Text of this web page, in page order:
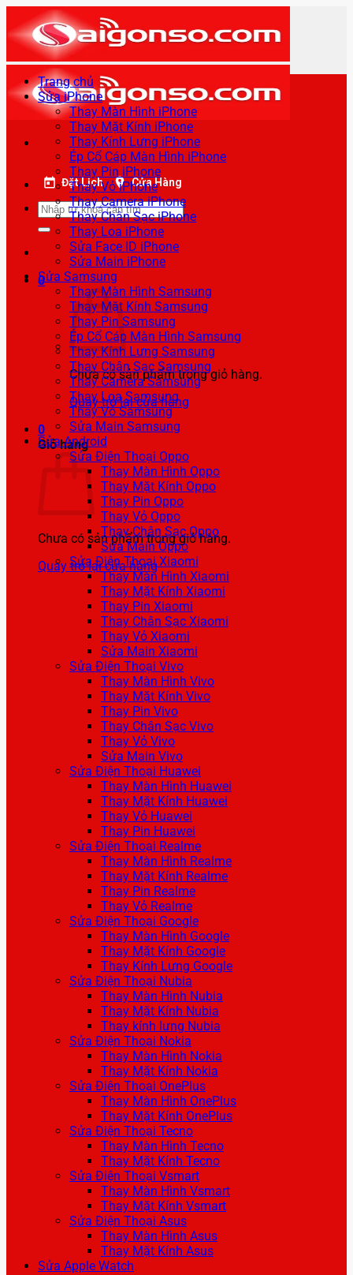
qua
nội
dung
Đặt Lịch Cửa Hàng
Tìm
kiếm:
0
Chưa có sản phẩm trong giỏ hàng.
Quay trở lại cửa hàng
0
Giỏ hàng
Chưa có sản phẩm trong giỏ hàng.
Quay trở lại cửa hàng
Trang chủ
Sửa iPhone
Thay Màn Hình iPhone
Thay Mặt Kính iPhone
Thay Kính Lưng iPhone
Ép Cổ Cáp Màn Hình iPhone
Thay Pin iPhone
Thay Vỏ iPhone
Thay Camera iPhone
Thay Chân Sạc iPhone
Thay Loa iPhone
Sửa Face ID iPhone
Sửa Main iPhone
Sửa Samsung
Thay Màn Hình Samsung
Thay Mặt Kính Samsung
Thay Pin Samsung
Ép Cổ Cáp Màn Hình Samsung
Thay Kính Lưng Samsung
Thay Chân Sạc Samsung
Thay Camera Samsung
Thay Loa Samsung
Thay Vỏ Samsung
Sửa Main Samsung
Sửa Android
Sửa Điện Thoại Oppo
Thay Màn Hình Oppo
Thay Mặt Kính Oppo
Thay Pin Oppo
Thay Vỏ Oppo
Thay Chân Sạc Oppo
Sửa Main Oppo
Sửa Điện Thoại Xiaomi
Thay Màn Hình Xiaomi
Thay Mặt Kính Xiaomi
Thay Pin Xiaomi
Thay Chân Sạc Xiaomi
Thay Vỏ Xiaomi
Sửa Main Xiaomi
Sửa Điện Thoại Vivo
Thay Màn Hình Vivo
Thay Mặt Kính Vivo
Thay Pin Vivo
Thay Chân Sạc Vivo
Thay Vỏ Vivo
Sửa Main Vivo
Sửa Điện Thoại Huawei
Thay Màn Hình Huawei
Thay Mặt Kính Huawei
Thay Vỏ Huawei
Thay Pin Huawei
Sửa Điện Thoại Realme
Thay Màn Hình Realme
Thay Mặt Kính Realme
Thay Pin Realme
Thay Vỏ Realme
Sửa Điện Thoại Google
Thay Màn Hình Google
Thay Mặt Kính Google
Thay Kính Lưng Google
Sửa Điện Thoại Nubia
Thay Màn Hình Nubia
Thay Mặt Kính Nubia
Thay kính lưng Nubia
Sửa Điện Thoại Nokia
Thay Màn Hình Nokia
Thay Mặt Kính Nokia
Sửa Điện Thoại OnePlus
Thay Màn Hình OnePlus
Thay Mặt Kính OnePlus
Sửa Điện Thoại Tecno
Thay Màn Hình Tecno
Thay Mặt Kính Tecno
Sửa Điện Thoại Vsmart
Thay Màn Hình Vsmart
Thay Mặt Kính Vsmart
Sửa Điện Thoại Asus
Thay Màn Hình Asus
Thay Mặt Kính Asus
Sửa Apple Watch